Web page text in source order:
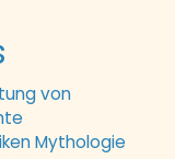
von
Mythologie